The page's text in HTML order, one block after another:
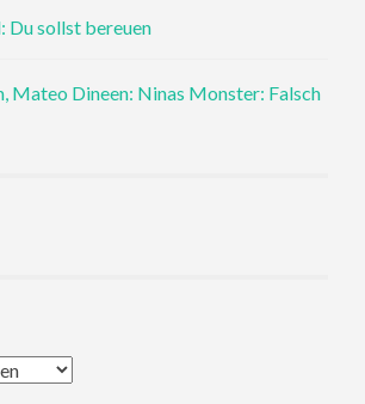
Du sollst bereuen
Mateo Dineen: Ninas Monster: Falsch